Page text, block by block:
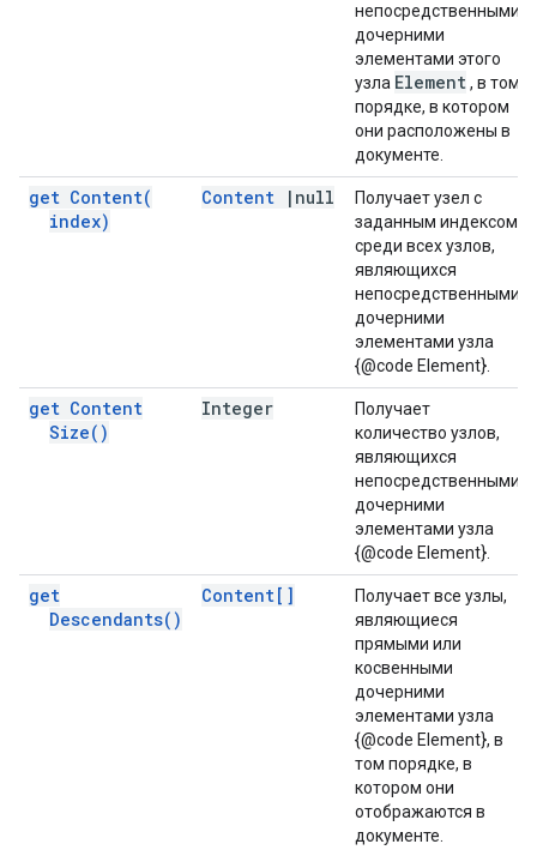
непосредственными
дочерними
элементами этого
узла Element, в том
порядке, в котором
они расположены в
документе.
get Content(
index)
Content | null
Получает узел с
заданным индексом
среди всех узлов,
являющихся
непосредственными
дочерними
элементами узла
{@code Element}.
get Content
Size( )
Integer
Получает
количество узлов,
являющихся
непосредственными
дочерними
элементами узла
{@code Element}.
get
Descendants( )
Content[]
Получает все узлы,
являющиеся
прямыми или
косвенными
дочерними
элементами узла
{@code Element}, в
том порядке, в
котором они
отображаются в
документе.